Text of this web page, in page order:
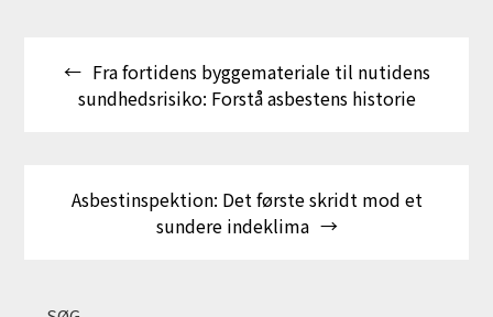
Fra fortidens byggemateriale til nutidens
sundhedsrisiko: Forstå asbestens historie
Asbestinspektion: Det første skridt mod et
sundere indeklima